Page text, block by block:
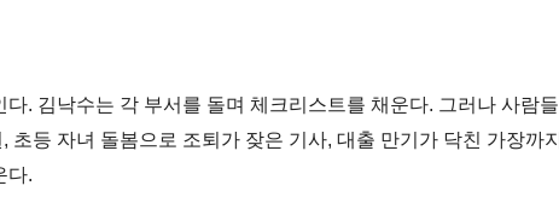
다. 김낙수는 각 부서를 돌며 체크리스트를 채운다. 그러나 사람
등 자녀 돌봄으로 조퇴가 잦은 기사, 대출 만기가 닥친 가장까
다.